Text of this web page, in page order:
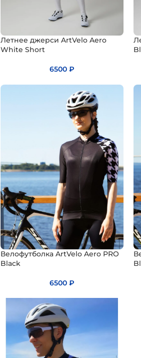
Летнее джерси ArtVelo Aero
White Short
6500 ₽
Велофутболка ArtVelo Aero PRO
Black
6500 ₽